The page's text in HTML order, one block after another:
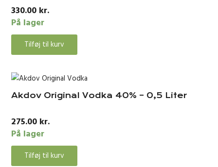
330.00 kr.
På lager
Tilføj til kurv
Akdov Original Vodka 40% – 0,5 Liter
275.00 kr.
På lager
Tilføj til kurv